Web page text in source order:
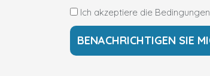
Ich akzeptiere die Bedingungen